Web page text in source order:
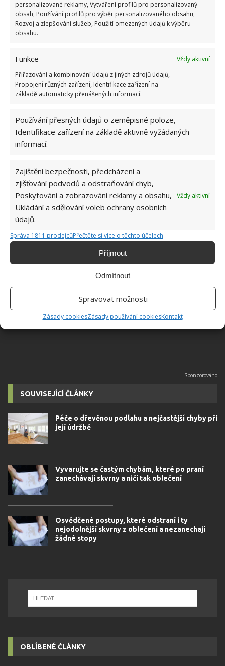
personalizované reklamy, Vytváření profilů pro personalizovaný
obsah, Používání profilů pro výběr personalizovaného obsahu,
Rozvoj a zlepšování služeb, Použití omezených údajů k výběru
obsahu.
Funkce
Vždy aktivní
Přiřazování a kombinování údajů z jiných zdrojů údajů,
Propojení různých zařízení, Identifikace zařízení na
základě automaticky přenášených informací.
Používání přesných údajů o zeměpisné poloze,
Identifikace zařízení na základě aktivně vyžádaných
informací.
Zajištění bezpečnosti, předcházení a
zjišťování podvodů a odstraňování chyb,
Poskytování a zobrazování reklamy a obsahu,
Ukládání a sdělování voleb ochrany osobních
údajů.
Vždy aktivní
Správa 1811 prodejcůPřečtěte si více o těchto účelech
Příjmout
Odmítnout
Spravovat možnosti
Zásady cookiesZásady používání cookiesKontakt
nefungovat tak, jak měl.
OBLEČENÍ
Hana Musilová
Do redakce Bydlimeutulne.cz se
redaktorky ji tak nadchla, že se
rozhodla zůstat. Její v...[Více o
autorovi]
SOUVISEJÍCÍ ČLÁNKY
Péče o dřevěnou podlahu a nejčastější chyby při
její údržbě
Vyvarujte se častým chybám, které po praní
zanechávají skvrny a ničí tak oblečení
Osvědčené postupy, které odstraní i ty
nejodolnější skvrny z oblečení a nezanechají
žádné stopy
OBLÍBENÉ ČLÁNKY